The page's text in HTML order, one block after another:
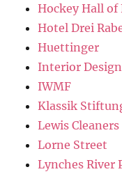
Hockey Hall of
Hotel Drei
Huettinger
Interior Design
IWMF
Klassik
Lewis Cleaners
Lorne Street
Lynches River